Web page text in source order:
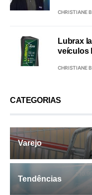
CHRISTIANE
Lubrax
veículos
CHRISTIANE
CATEGORIAS
Varejo
Tendências